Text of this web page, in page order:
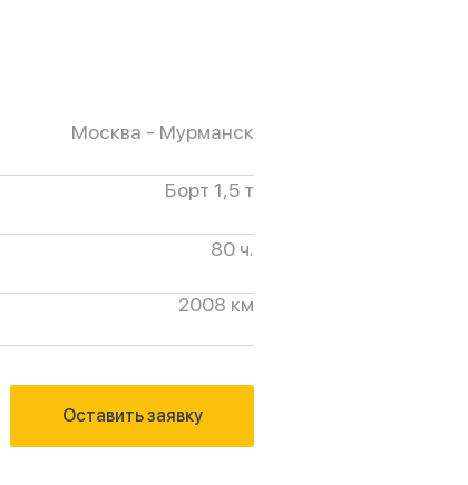
Москва - Мурманск
Борт 1,5 т
80 ч.
2008 км
Оставить заявку